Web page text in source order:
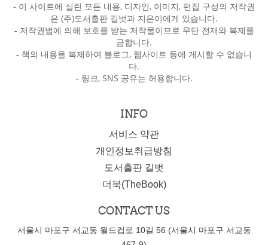
- 이 사이트에 실린 모든 내용, 디자인, 이미지, 편집 구성의 저작권
은 (주)도서출판 길벗과 지은이에게 있습니다.
- 저작권법에 의해 보호를 받는 저작물이므로 무단 전재와 복제를
금합니다.
- 책의 내용을 복제하여 블로그, 웹사이트 등에 게시할 수 없습니
다.
- 링크, SNS 공유는 허용합니다.
INFO
서비스 약관
개인정보취급방침
도서출판 길벗
더북(TheBook)
CONTACT US
서울시 마포구 서교동 월드컵로 10길 56 (서울시 마포구 서교동